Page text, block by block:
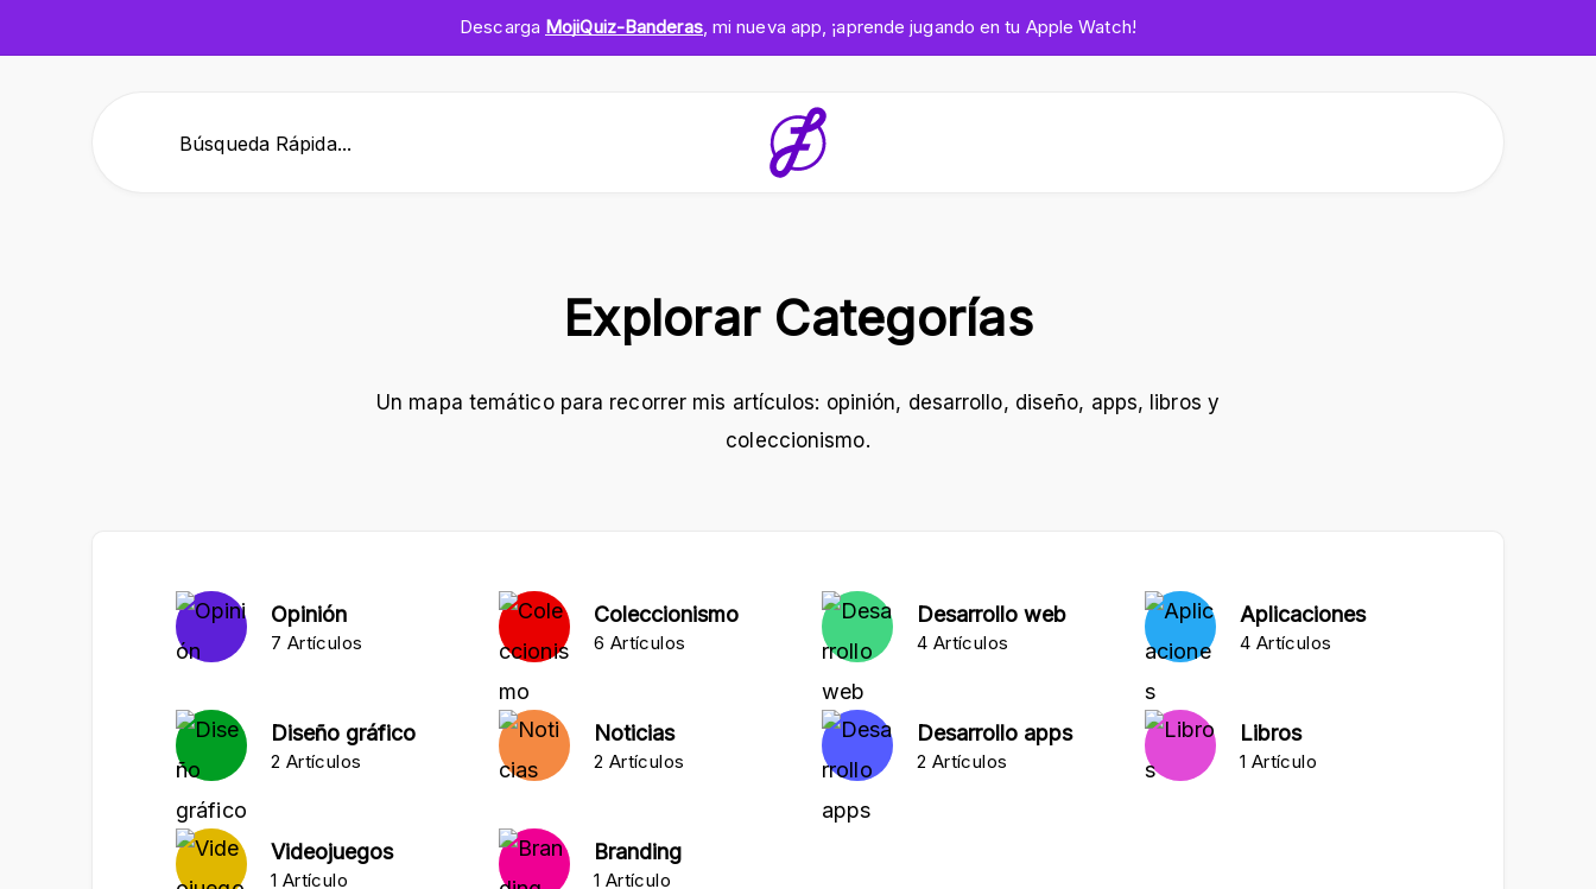
Descarga MojiQuiz-Banderas, mi nueva app, ¡aprende jugando en tu Apple Watch!
Búsqueda Rápida...
Explorar Categorías
Un mapa temático para recorrer mis artículos: opinión, desarrollo, diseño, apps, libros y
coleccionismo.
Opinión
7 Artículos
Coleccionismo
6 Artículos
Desarrollo web
4 Artículos
Aplicaciones
4 Artículos
Diseño gráfico
2 Artículos
Noticias
2 Artículos
Desarrollo apps
2 Artículos
Libros
1 Artículo
Videojuegos
1 Artículo
Branding
1 Artículo